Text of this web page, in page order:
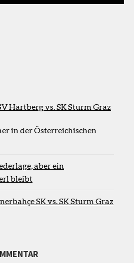
Hartberg vs. SK Sturm Graz
in der Österreichischen
aber ein
bleibt
SK vs. SK Sturm Graz